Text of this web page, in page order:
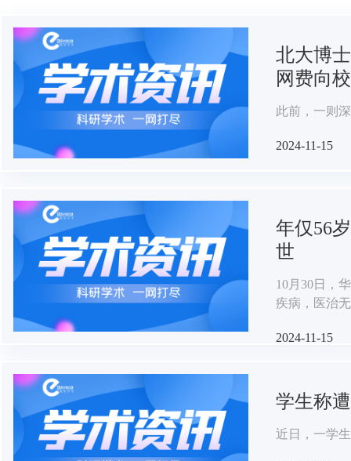
北大博
网费向
此前，一则
2024-11-15
年仅56
世
10月30日，
疾病，医治
2024-11-15
学生称
近日，一学